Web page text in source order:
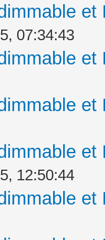
07:34:43
12:50:44